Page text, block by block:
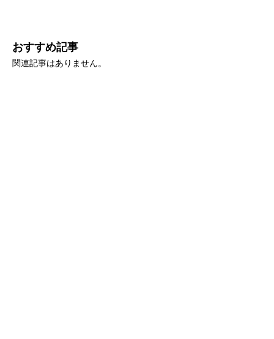
おすすめ記事
関連記事はありません。